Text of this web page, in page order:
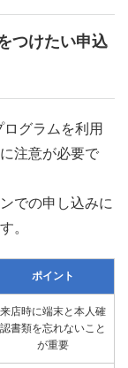
つけたい申込
グラムを利用
に注意が必要で
での申し込みに
。
ポイント
来店時に端末と本人確
認書類を忘れないこと
が重要